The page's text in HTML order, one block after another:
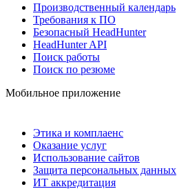
Производственный календарь
Требования к ПО
Безопасный HeadHunter
HeadHunter API
Поиск работы
Поиск по резюме
Мобильное приложение
Этика и комплаенс
Оказание услуг
Использование сайтов
Защита персональных данных
ИТ аккредитация